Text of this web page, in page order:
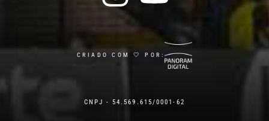
CRIADO COM 🤍 POR:
CNPJ - 54.569.615/0001-62